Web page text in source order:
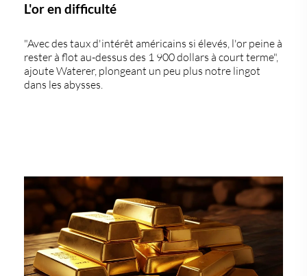
L'or en difficulté
"Avec des taux d'intérêt américains si élevés, l'or peine à
rester à flot au-dessus des 1 900 dollars à court terme",
ajoute Waterer, plongeant un peu plus notre lingot
dans les abysses.